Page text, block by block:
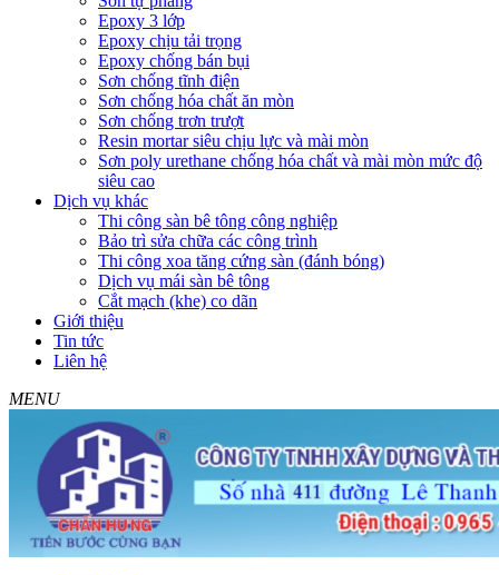
Epoxy 3 lớp
Epoxy chịu tải trọng
Epoxy chống bán bụi
Sơn chống tĩnh điện
Sơn chống hóa chất ăn mòn
Sơn chống trơn trượt
Resin mortar siêu chịu lực và mài mòn
Sơn poly urethane chống hóa chất và mài mòn mức độ
siêu cao
Dịch vụ khác
Thi công sàn bê tông công nghiệp
Bảo trì sửa chữa các công trình
Thi công xoa tăng cứng sàn (đánh bóng)
Dịch vụ mái sàn bê tông
Cắt mạch (khe) co dãn
Giới thiệu
Tin tức
Liên hệ
MENU